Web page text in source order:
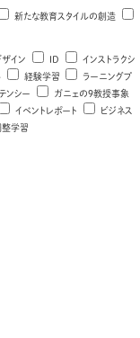
新たな教育スタイルの創造
イン ID
インストラクシ
経験学習
ラーニングプ
ンシー
ガニェの9教授事象
イベントレポート
ビジネス
整学習